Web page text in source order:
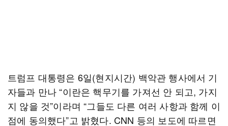
트럼프 대통령은 6일(현지시간) 백악관 행사에서 기
자들과 만나 “이란은 핵무기를 가져선 안 되고, 가지
지 않을 것”이라며 “그들도 다른 여러 사항과 함께 이
점에 동의했다”고 밝혔다. CNN 등의 보도에 따르면